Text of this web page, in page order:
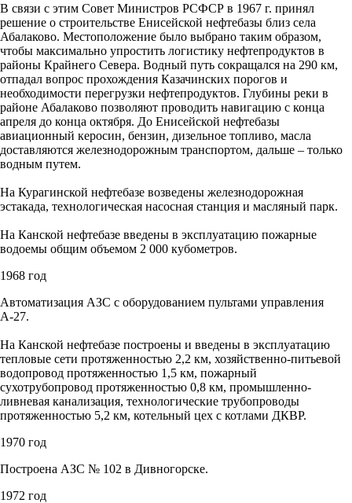
В связи с этим Совет Министров РСФСР в 1967 г. принял
решение о строительстве Енисейской нефтебазы близ села
Абалаково. Местоположение было выбрано таким образом,
чтобы максимально упростить логистику нефтепродуктов в
районы Крайнего Севера. Водный путь сокращался на 290 км,
отпадал вопрос прохождения Казачинских порогов и
необходимости перегрузки нефтепродуктов. Глубины реки в
районе Абалаково позволяют проводить навигацию с конца
апреля до конца октября. До Енисейской нефтебазы
авиационный керосин, бензин, дизельное топливо, масла
доставляются железнодорожным транспортом, дальше – только
водным путем.
На Курагинской нефтебазе возведены железнодорожная
эстакада, технологическая насосная станция и масляный парк.
На Канской нефтебазе введены в эксплуатацию пожарные
водоемы общим объемом 2 000 кубометров.
1968 год
Автоматизация АЗС с оборудованием пультами управления
А-27.
На Канской нефтебазе построены и введены в эксплуатацию
тепловые сети протяженностью 2,2 км, хозяйственно-питьевой
водопровод протяженностью 1,5 км, пожарный
сухотрубопровод протяженностью 0,8 км, промышленно-
ливневая канализация, технологические трубопроводы
протяженностью 5,2 км, котельный цех с котлами ДКВР.
1970 год
Построена АЗС № 102 в Дивногорске.
1972 год